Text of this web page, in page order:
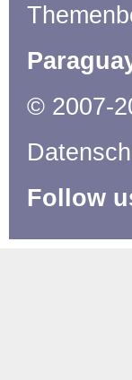
© 2007-
Follow